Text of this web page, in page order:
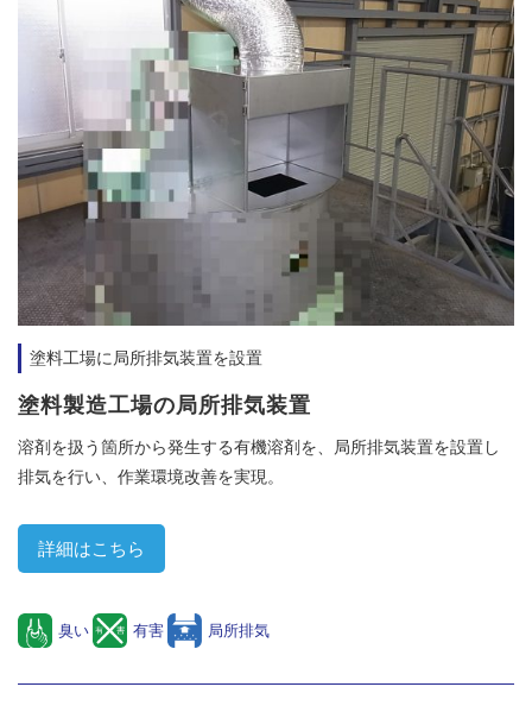
塗料工場に局所排気装置を設置
塗料製造工場の局所排気装置
溶剤を扱う箇所から発生する有機溶剤を、局所排気装置を設置し
排気を行い、作業環境改善を実現。
詳細はこちら
臭い 有害 局所排気